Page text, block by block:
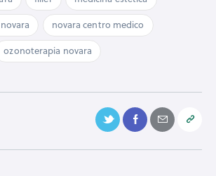
novara centro medico
ozonoterapia novara